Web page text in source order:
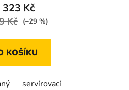
323 Kč
Kč (–29 %)
KOŠÍKU
servírovací